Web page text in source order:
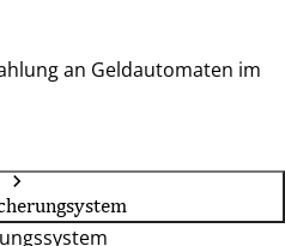
an Geldautomaten im